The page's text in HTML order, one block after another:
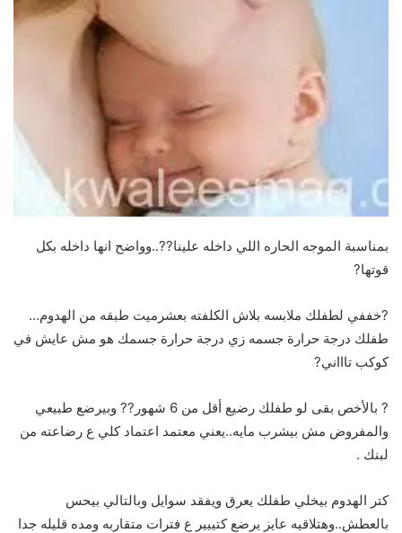
بمناسبة الموجه الحاره اللي داخله علينا??..وواضح انها داخله بكل
قوتها?
?خففي لطفلك ملابسه بلاش الكلفته بعشرميت طبقه من الهدوم…
طفلك درجة حرارة جسمه زي درجة حرارة جسمك هو مش عايش في
كوكب تاااني?
? بالأخص بقى لو طفلك رضيع أقل من 6 شهور?? وبيرضع طبيعي
والمفروض مش بيشرب مايه..يعني معتمد اعتماد كلي ع رضاعته من
لبنك .
كتر الهدوم بيخلي طفلك يعرق ويفقد سوايل وبالتالي بيحس
بالعطش..وهتلاقيه عايز يرضع كتييير ع فترات متقاربه ومده قليله جدا